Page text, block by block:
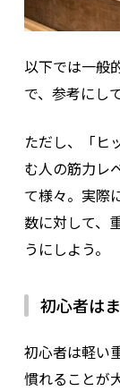
以下では一般
で、参考にし
ただし、「ヒ
む人の筋力レ
て様々。実際
数に対して、
うにしよう。
初心者は
初心者は軽い
慣れることが